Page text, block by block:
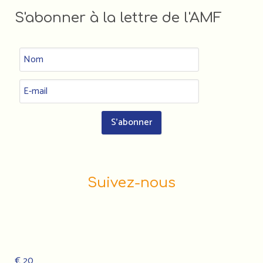
S'abonner à la lettre de l'AMF
Suivez-nous